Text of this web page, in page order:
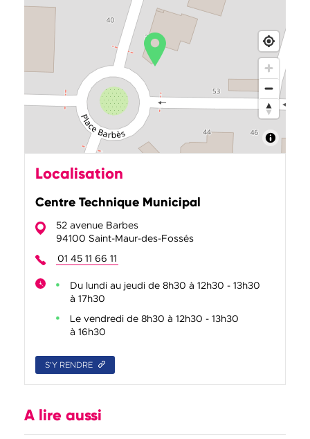
Localisation
Centre Technique Municipal
52 avenue Barbes
94100 Saint-Maur-des-Fossés
01 45 11 66 11
Du lundi au jeudi de 8h30 à 12h30 - 13h30
à 17h30
Le vendredi de 8h30 à 12h30 - 13h30
à 16h30
S'Y RENDRE
A lire aussi